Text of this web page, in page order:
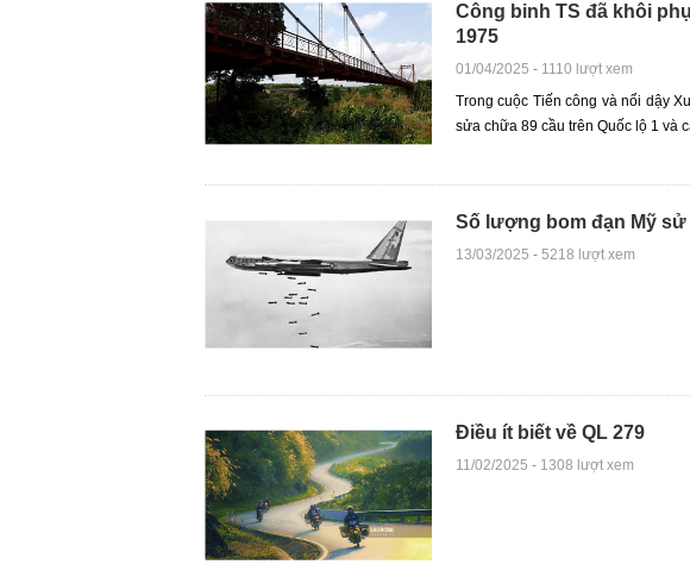
Công binh TS đã khôi
1975
01/04/2025 - 1110 lượt xem
Trong cuộc Tiến công và nổi dậy
sửa chữa 89 cầu trên Quốc lộ 1 và
Số lượng bom đạn Mỹ sử
13/03/2025 - 5218 lượt xem
Điều ít biết về QL 279
11/02/2025 - 1308 lượt xem